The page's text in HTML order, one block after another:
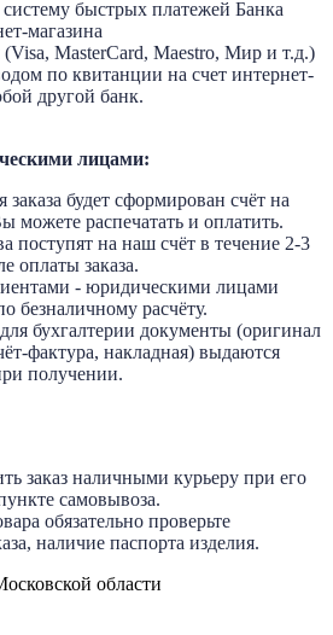
быстрых платежей Банка
магазина
MasterCard, Maestro, Мир и т.д.)
по квитанции на счет интернет-
другой банк.
лицами:
будет сформирован счёт на
можете распечатать и оплатить.
поступят на наш счёт в течение 2-3
оплаты заказа.
- юридическими лицами
безналичному расчёту.
бухгалтерии документы (оригинал
фактура, накладная) выдаются
получении.
заказ наличными курьеру при его
самовывоза.
обязательно проверьте
наличие паспорта изделия.
области